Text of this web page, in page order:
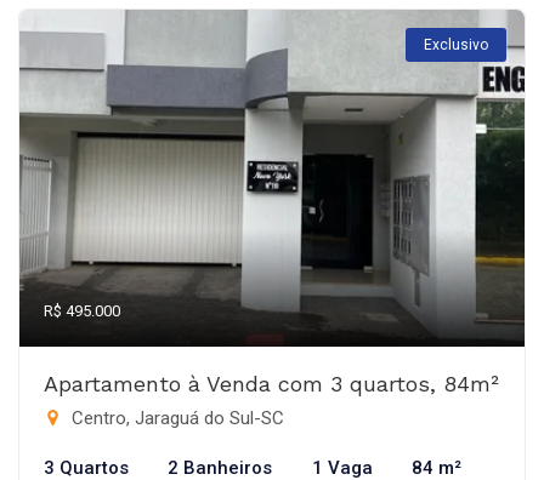
Exclusivo
R$ 495.000
Apartamento à Venda com 3 quartos, 84m²
Centro, Jaraguá do Sul-SC
3 Quartos 2 Banheiros 1 Vaga 84 m²